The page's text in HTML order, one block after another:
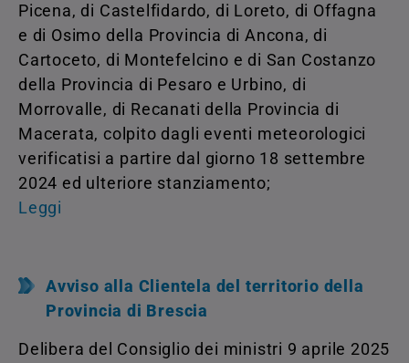
Picena, di Castelfidardo, di Loreto, di Offagna
e di Osimo della Provincia di Ancona, di
Cartoceto, di Montefelcino e di San Costanzo
della Provincia di Pesaro e Urbino, di
Morrovalle, di Recanati della Provincia di
Macerata, colpito dagli eventi meteorologici
verificatisi a partire dal giorno 18 settembre
2024 ed ulteriore stanziamento;
Leggi
Avviso alla Clientela del territorio della
Provincia di Brescia
Delibera del Consiglio dei ministri 9 aprile 2025